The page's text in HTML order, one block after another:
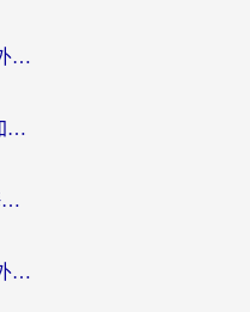
国外用微信加速器的方法：海外党无缝连接国内生活的实用指南
国外看芒果tv总卡？选对回国加速器，轻松追《浪姐》不费劲
在国外怎么看nba直播网站？海外党专属体育观赛指南，告别地区限制！
国外怎么看手机腾讯视频？海外党亲测有效的追剧加速器选择指南